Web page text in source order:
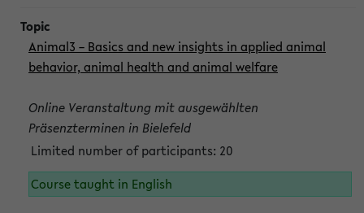
Animal3 – Basics and new insights in applied animal
behavior, animal health and animal welfare
Online Veranstaltung mit ausgewählten
Präsenzterminen in Bielefeld
Limited number of participants: 20
Course taught in English